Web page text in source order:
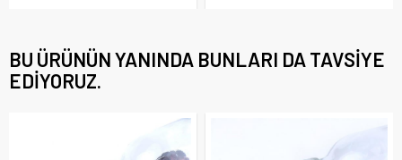
BU ÜRÜNÜN YANINDA BUNLARI DA TAVSIYE
EDIYORUZ.